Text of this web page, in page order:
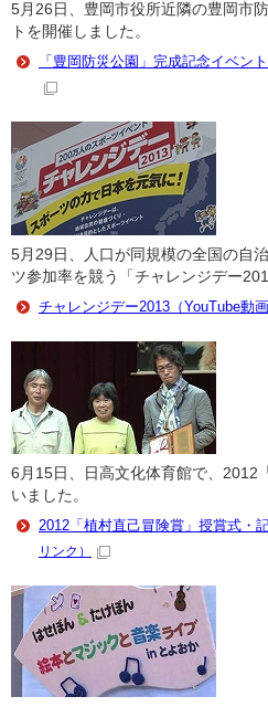
5月26日、豊岡市役所近隣の豊岡市
トを開催しました。
「豊岡防災公園」完成記念イベン
5月29日、人口が同規模の全国の自
ツ参加率を競う「チャレンジデー
チャレンジデー2013（YouTube動画
6月15日、日高文化体育館で、2012
いました。
2012「植村直己冒険賞」授賞式・
リンク）